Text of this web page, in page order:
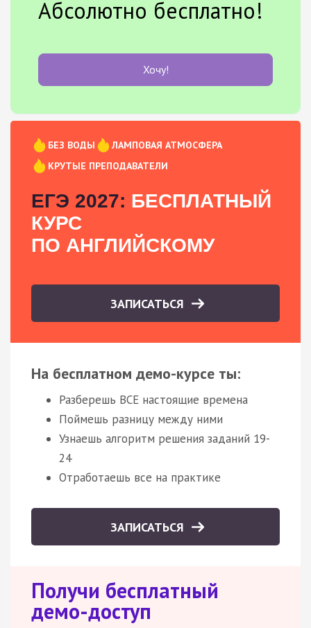
Абсолютно бесплатно!
Хочу!
БЕЗ ВОДЫ
ЛАМПОВАЯ АТМОСФЕРА
КРУТЫЕ ПРЕПОДАВАТЕЛИ
ЕГЭ 2027: БЕСПЛАТНЫЙ
КУРС
ПО АНГЛИЙСКОМУ
ЗАПИСАТЬСЯ
На бесплатном демо-курсе ты:
Разберешь ВСЕ настоящие времена
Поймешь разницу между ними
Узнаешь алгоритм решения заданий 19-
24
Отработаешь все на практике
ЗАПИСАТЬСЯ
Получи бесплатный
демо-доступ